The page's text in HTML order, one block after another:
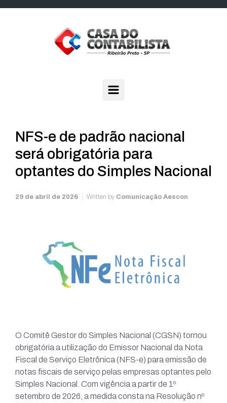
NFS-e de padrão nacional
será obrigatória para
optantes do Simples Nacional
29 de abril de 2026 Written by Comunicação Aescon
O Comitê Gestor do Simples Nacional (CGSN) tornou
obrigatória a utilização do Emissor Nacional da Nota
Fiscal de Serviço Eletrônica (NFS-e) para emissão de
notas fiscais de serviço pelas empresas optantes pelo
Simples Nacional. Com vigência a partir de 1º
setembro de 2026, a medida consta na Resolução nº